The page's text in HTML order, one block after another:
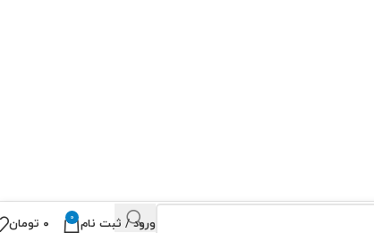
ورود / ثبت نام 0 ۰ تومان